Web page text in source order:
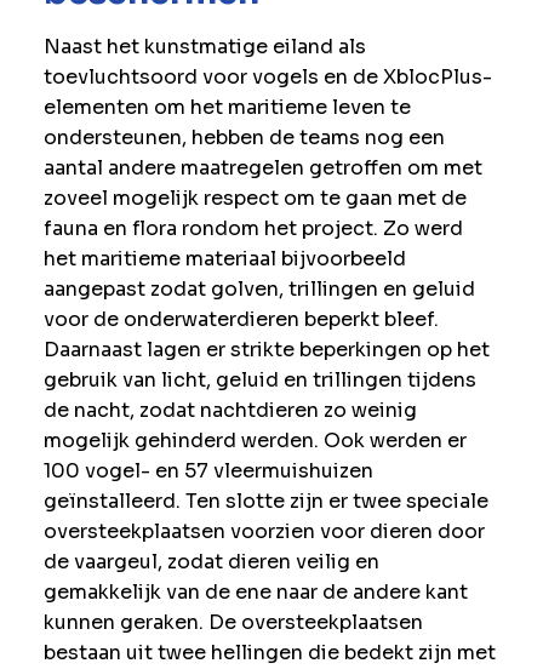
Naast het kunstmatige eiland als
toevluchtsoord voor vogels en de XblocPlus-
elementen om het maritieme leven te
ondersteunen, hebben de teams nog een
aantal andere maatregelen getroffen om met
zoveel mogelijk respect om te gaan met de
fauna en flora rondom het project. Zo werd
het maritieme materiaal bijvoorbeeld
aangepast zodat golven, trillingen en geluid
voor de onderwaterdieren beperkt bleef.
Daarnaast lagen er strikte beperkingen op het
gebruik van licht, geluid en trillingen tijdens
de nacht, zodat nachtdieren zo weinig
mogelijk gehinderd werden. Ook werden er
100 vogel- en 57 vleermuishuizen
geïnstalleerd. Ten slotte zijn er twee speciale
oversteekplaatsen voorzien voor dieren door
de vaargeul, zodat dieren veilig en
gemakkelijk van de ene naar de andere kant
kunnen geraken. De oversteekplaatsen
bestaan uit twee hellingen die bedekt zijn met